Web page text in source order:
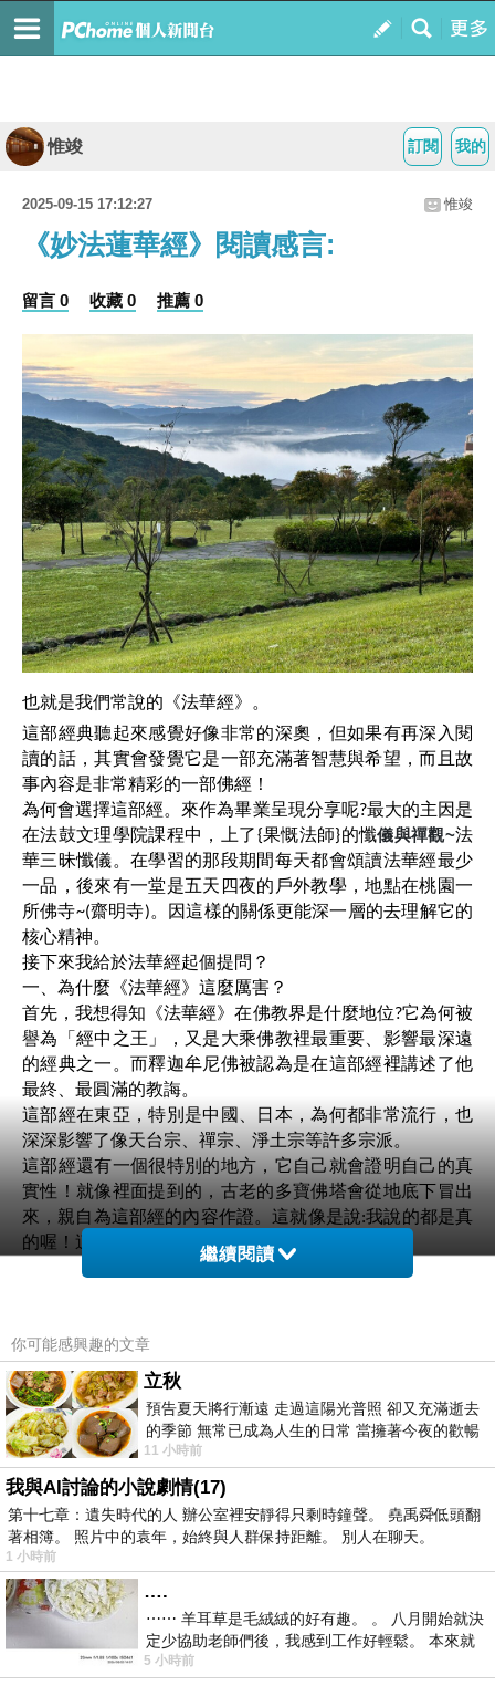
我的
訂閱
惟竣
2025-09-15 17:12:27 惟竣
《妙法蓮華經》閱讀感言:
留言 0 收藏 0 推薦 0
也就是我們常說的《法華經》。
這部經典聽起來感覺好像非常的深奧，但如果有再深入閱
讀的話，其實會發覺它是一部充滿著智慧與希望，而且故
事內容是非常精彩的一部佛經！
為何會選擇這部經。來作為畢業呈現分享呢?最大的主因是
在法鼓文理學院課程中，上了{果慨法師}的懺儀與禪觀~法
華三昧懺儀。在學習的那段期間每天都會頌讀法華經最少
一品，後來有一堂是五天四夜的戶外教學，地點在桃園一
所佛寺~(齋明寺)。因這樣的關係更能深一層的去理解它的
核心精神。
接下來我給於法華經起個提問？
一、為什麼《法華經》這麼厲害？
首先，我想得知《法華經》在佛教界是什麼地位?它為何被
譽為「經中之王」，又是大乘佛教裡最重要、影響最深遠
的經典之一。而釋迦牟尼佛被認為是在這部經裡講述了他
最終、最圓滿的教誨。
這部經在東亞，特別是中國、日本，為何都非常流行，也
深深影響了像天台宗、禪宗、淨土宗等許多宗派。
這部經還有一個很特別的地方，它自己就會證明自己的真
實性！就像裡面提到的，古老的多寶佛塔會從地底下冒出
來，親自為這部經的內容作證。這就像是說:我說的都是真
的喔！這種設計讓《法華經》顯得更有權威性。
我所讀到的《法華經》，是後秦鳩摩羅什大師翻譯的七卷
二、說明《法華經》其中的兩個大核心
智者大師把《法華經》分成兩大部分，就像一本書的上下
集
{}迹門（前十四品）{}>「迹」就是足跡的意思。這部分主
要講述我們熟悉的、在印度成佛的釋迦牟尼佛，他是怎麼
用「方便法門」就是「善巧的教學方法」來教導大眾。我
的理解是佛陀知道我們每個人的程度不同，所以一開始會
先教大家適合的、看起來不同的法門（像是小乘的聲聞、
緣覺，或大乘的菩薩乘）。但最終目標，是把這些不同的
路都引導到同一條最終的佛乘（成佛之道）上。這又叫做
開權顯實，意思是把權宜的、方便的方法打開，展現出背
後的真實道理。
{}本門（後十四品）{}>「本」就是根本、真實的源頭。這
部分會揭露佛陀的真實身分~他不是只有在印度成佛而已，
繼續閱讀
你可能感興趣的文章
立秋
預告夏天將行漸遠 走過這陽光普照 卻又充滿逝去
的季節 無常已成為人生的日常 當擁著今夜的歡暢
舒心 轉眼驟成昨日 而明晨 太陽
11 小時前
我與AI討論的小說劇情(17)
第十七章：遺失時代的人 辦公室裡安靜得只剩時鐘聲。 堯禹舜低頭翻
著相簿。 照片中的袁年，始終與人群保持距離。 別人在聊天。
1 小時前
….
⋯⋯ 羊耳草是毛絨絨的好有趣。 。 八月開始就決
定少協助老師們後，我感到工作好輕鬆。 本來就
不是我的工作啊。 真
5 小時前